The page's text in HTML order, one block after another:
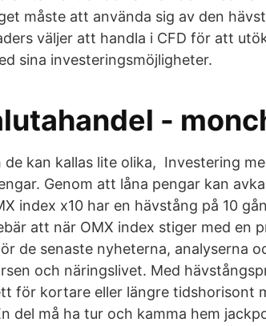
måste att använda sig av den
väljer att handla i CFD för att
sina investeringsmöjligheter.
-
kan kallas lite olika, Investering
Genom att låna pengar kan
index x10 har en hävstång på 10
att när OMX index stiger med en
de senaste nyheterna, analyserna
och näringslivet. Med
för kortare eller längre tidshorisont
del må ha tur och kamma hem